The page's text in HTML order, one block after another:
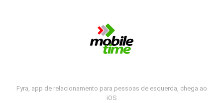
Fyra, app de relacionamento para pessoas de esquerda, chega ao
iOS